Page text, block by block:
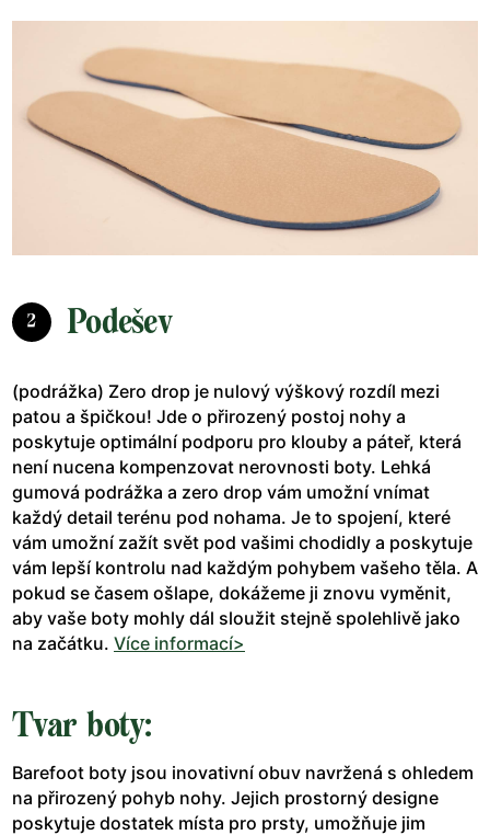
2 Podešev
(podrážka) Zero drop je nulový výškový rozdíl mezi
patou a špičkou! Jde o přirozený postoj nohy a
poskytuje optimální podporu pro klouby a páteř, která
není nucena kompenzovat nerovnosti boty. Lehká
gumová podrážka a zero drop vám umožní vnímat
každý detail terénu pod nohama. Je to spojení, které
vám umožní zažít svět pod vašimi chodidly a poskytuje
vám lepší kontrolu nad každým pohybem vašeho těla. A
pokud se časem ošlape, dokážeme ji znovu vyměnit,
aby vaše boty mohly dál sloužit stejně spolehlivě jako
na začátku. Více informací>
Tvar boty:
Barefoot boty jsou inovativní obuv navržená s ohledem
na přirozený pohyb nohy. Jejich prostorný designe
poskytuje dostatek místa pro prsty, umožňuje jim